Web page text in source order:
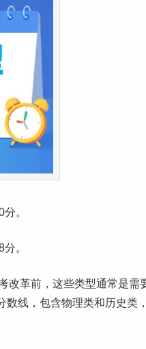
。
。
改革前，这些类型通常是需
数线，包含物理类和历史类